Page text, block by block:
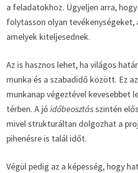
a feladatokhoz. Ügyeljen arra,
folytasson olyan tevékenységeket,
amelyek kiteljesednek.
Az is hasznos lehet, ha világos
munka és a szabadidő között. Ez
munkanap végeztével kevesebbet
térben. A jó időbeosztásszintén
mivel strukturáltan dolgozhat a
pihenésre is talál időt.
Végül pedig az a képesség, hogy